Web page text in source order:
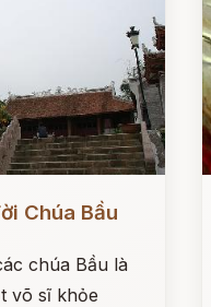
Chúa Bầu
chúa Bầu là
võ sĩ khỏe